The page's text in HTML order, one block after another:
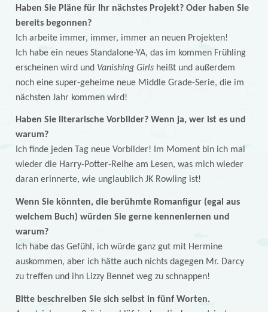
Haben Sie Pläne für Ihr nächstes Projekt? Oder haben Sie
bereits begonnen?
Ich arbeite immer, immer, immer an neuen Projekten!
Ich habe ein neues Standalone-YA, das im kommen Frühling
erscheinen wird und Vanishing Girlsheißt und außerdem
noch eine super-geheime neue Middle Grade-Serie, die im
nächsten Jahr kommen wird!
Haben Sie literarische Vorbilder? Wenn ja, wer ist es und
warum?
Ich finde jeden Tag neue Vorbilder! Im Moment bin ich mal
wieder die Harry-Potter-Reihe am Lesen, was mich wieder
daran erinnerte, wie unglaublich JK Rowling ist!
Wenn Sie könnten, die berühmte Romanfigur (egal aus
welchem Buch) würden Sie gerne kennenlernen und
warum?
Ich habe das Gefühl, ich würde ganz gut mit Hermine
auskommen, aber ich hätte auch nichts dagegen Mr. Darcy
zu treffen und ihn Lizzy Bennet weg zu schnappen!
Bitte beschreiben Sie sich selbst in fünf Worten.